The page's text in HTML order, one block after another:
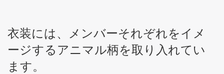
衣装には、メンバーそれぞれをイメ
ージするアニマル柄を取り入れてい
ます。